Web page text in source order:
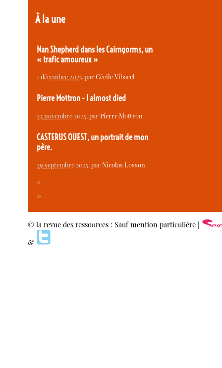
À la une
Nan Shepherd dans les Cairngorms, un
« trafic amoureux »
7 décembre 2025, parCécile Vibarel
Pierre Mottron - I almost died
23 novembre 2025, parPierre Mottron
CASTERUS OUEST, un portrait de mon
père.
29 septembre 2025, parNicolas Losson
<
>
© la revue des ressources : Sauf mention particulière |
&